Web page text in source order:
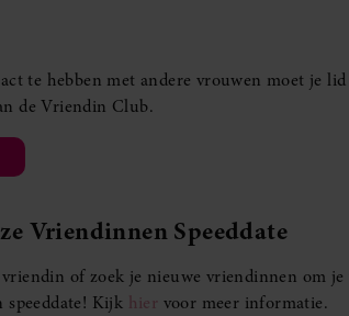
te hebben met andere vrouwen moet je
de Vriendin Club.
Vriendinnen Speeddate
of zoek je nieuwe vriendinnen om
speeddate! Kijk hier voor meer informatie.